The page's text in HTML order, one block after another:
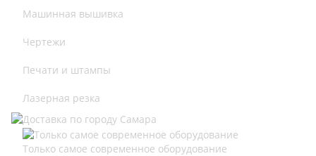
Машинная вышивка
Чертежи
Печати и штампы
Лазерная резка
Только самое современное оборудование